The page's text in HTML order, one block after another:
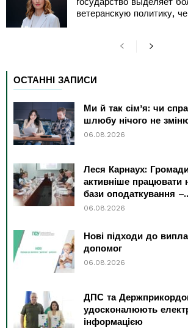
ветеранскую политику,
ОСТАННІ ЗАПИСИ
Ми й так сім’я: чи
шлюбу нічого не
06.08.2026
Леся Карнаух:
активніше
бази оподаткування
06.08.2026
Нові підходи до
допомог
06.08.2026
ДПС та
удосконалюють
інформацією